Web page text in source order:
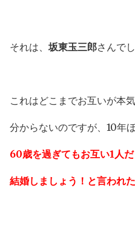
それは、 坂東玉三郎さんで
これはどこまでお互いが本
分からないのですが、10年
60歳を過ぎてもお互い1人
結婚しましょう！と言われた